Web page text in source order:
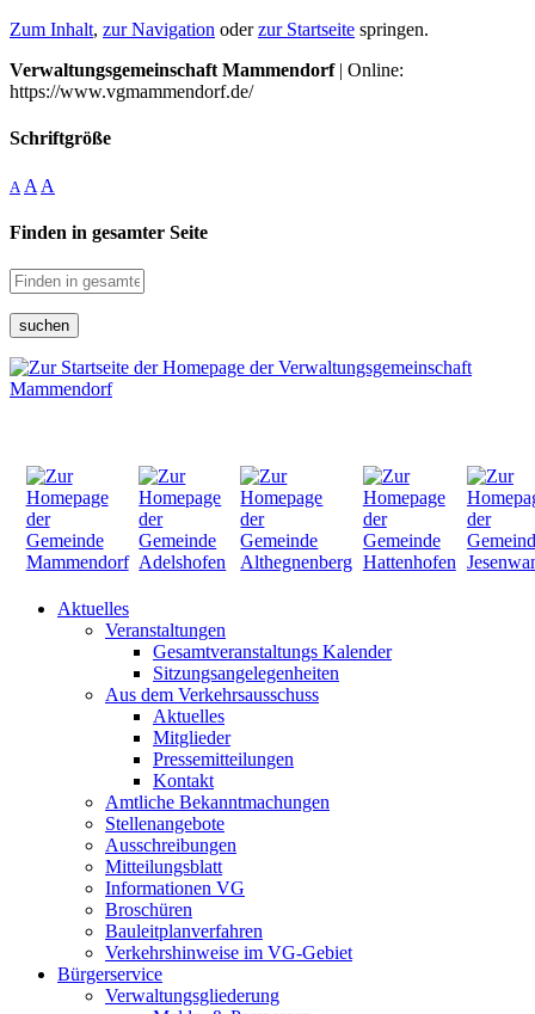
Zum Inhalt, zur Navigation oderzur Startseite springen.
Verwaltungsgemeinschaft Mammendorf| Online:
https://www.vgmammendorf.de/
Schriftgröße
A A A
Finden in gesamter Seite
suchen
Aktuelles
Veranstaltungen
Gesamtveranstaltungs Kalender
Sitzungsangelegenheiten
Aus dem Verkehrsausschuss
Aktuelles
Mitglieder
Pressemitteilungen
Kontakt
Amtliche Bekanntmachungen
Stellenangebote
Ausschreibungen
Mitteilungsblatt
Informationen VG
Broschüren
Bauleitplanverfahren
Verkehrshinweise im VG-Gebiet
Bürgerservice
Verwaltungsgliederung